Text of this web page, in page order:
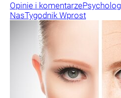
Opinie i komentarze
NasTygodnik Wprost